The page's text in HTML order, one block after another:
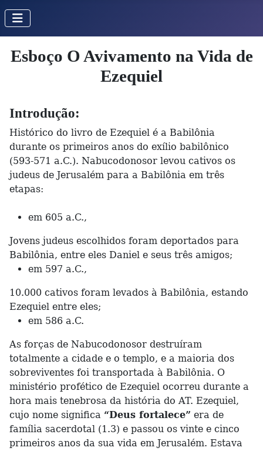
Esboço O Avivamento na Vida de
Ezequiel
Introdução:
Histórico do livro de Ezequiel é a Babilônia
durante os primeiros anos do exílio babilônico
(593-571 a.C.). Nabucodonosor levou cativos os
judeus de Jerusalém para a Babilônia em três
etapas:
em 605 a.C.,
Jovens judeus escolhidos foram deportados para
Babilônia, entre eles Daniel e seus três amigos;
em 597 a.C.,
10.000 cativos foram levados à Babilônia, estando
Ezequiel entre eles;
em 586 a.C.
As forças de Nabucodonosor destruíram
totalmente a cidade e o templo, e a maioria dos
sobreviventes foi transportada à Babilônia. O
ministério profético de Ezequiel ocorreu durante a
hora mais tenebrosa da história do AT. Ezequiel,
cujo nome significa “Deus fortalece” era de
família sacerdotal (1.3) e passou os vinte e cinco
primeiros anos da sua vida em Jerusalém. Estava